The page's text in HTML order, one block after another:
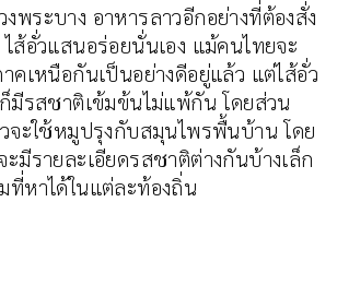
พระบาง อาหารลาวอีกอย่างที่ต้องสั่ง
ส้อั่วแสนอร่อยนั่นเอง แม้คนไทยจะ
คเหนือกันเป็นอย่างดีอยู่แล้ว แต่ไส้อั่ว
มีรสชาติเข้มข้นไม่แพ้กัน โดยส่วน
จะใช้หมูปรุงกับสมุนไพรพื้นบ้าน โดย
มีรายละเอียดรสชาติต่างกันบ้างเล็ก
หาได้ในแต่ละท้องถิ่น